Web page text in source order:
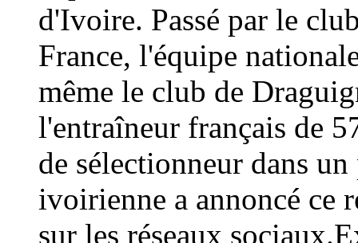
d'Ivoire. Passé par le
France, l'équipe
même le club de
l'entraîneur français de
de sélectionneur dans
ivoirienne a annoncé ce
sur les réseaux